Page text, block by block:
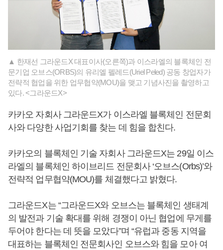
▲ 한재선 그라운드X 대표이사(오른쪽)과 이스라엘의 블록체인 전
문기업 오브스(ORBS)의 유리엘 펠레드(Uriel Peled) 공동 창업자가
전략적 협업을 위한 업무협약(MOU)을 맺고 기념사진을 촬영하고
있다. <그라운드X>
카카오 자회사 그라운드X가 이스라엘 블록체인 전문회
사와 다양한 사업기회를 찾는 데 힘을 합친다.
카카오의 블록체인 기술 자회사 그라운드X는 29일 이스
라엘의 블록체인 하이브리드 전문회사 ‘오브스(Orbs)’와
전략적 업무협약(MOU)를 체결했다고 밝혔다.
그라운드X는 “그라운드X와 오브스는 블록체인 생태계
의 발전과 기술 확대를 위해 경쟁이 아닌 협업에 무게를
두어야 한다는 데 뜻을 모았다”며 “유럽과 중동 지역을
대표하는 블록체인 전문회사인 오브스와 힘을 모아 여